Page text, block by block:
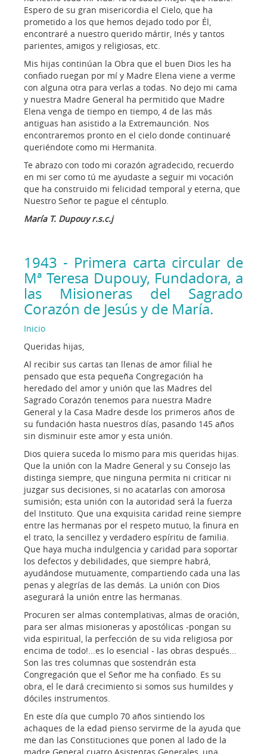
Espero de su gran misericordia el Cielo, que ha
prometido a los que hemos dejado todo por Él,
encontraré a nuestro querido mártir, Inés y tantos
parientes, amigos y religiosas, etc.
Mis hijas continúan la Obra que el buen Dios les ha
confiado ruegan por mí y Madre Elena viene a verme
con alguna otra para verlas a todas. No dejo mi cama
y nuestra Madre General ha permitido que Madre
Elena venga de tiempo en tiempo, 4 de las más
antiguas han asistido a la Extremaunción. Nos
encontraremos pronto en el cielo donde continuaré
queriéndote como mi Hermanita.
Te abrazo con todo mi corazón agradecido, recuerdo
en mi ser como tú me ayudaste a seguir mi vocación
que ha construido mi felicidad temporal y eterna, que
Nuestro Señor te pague el céntuplo.
María T. Dupouy r.s.c.j
1943 - Primera carta circular de
Mª Teresa Dupouy, Fundadora, a
las Misioneras del Sagrado
Corazón de Jesús y de María.
Inicio
Queridas hijas,
Al recibir sus cartas tan llenas de amor filial he
pensado que esta pequeña Congregación ha
heredado del amor y unión que las Madres del
Sagrado Corazón tenemos para nuestra Madre
General y la Casa Madre desde los primeros años de
su fundación hasta nuestros días, pasando 145 años
sin disminuir este amor y esta unión.
Dios quiera suceda lo mismo para mis queridas hijas.
Que la unión con la Madre General y su Consejo las
distinga siempre, que ninguna permita ni criticar ni
juzgar sus decisiones, si no acatarlas con amorosa
sumisión; esta unión con la autoridad será la fuerza
del Instituto. Que una exquisita caridad reine siempre
entre las hermanas por el respeto mutuo, la finura en
el trato, la sencillez y verdadero espíritu de familia.
Que haya mucha indulgencia y caridad para soportar
los defectos y debilidades, que siempre habrá,
ayudándose mutuamente, compartiendo cada una las
penas y alegrías de las demás. La unión con Dios
asegurará la unión entre las hermanas.
Procuren ser almas contemplativas, almas de oración,
para ser almas misioneras y apostólicas -pongan su
vida espiritual, la perfección de su vida religiosa por
encima de todo!...es lo esencial - las obras después...
Son las tres columnas que sostendrán esta
Congregación que el Señor me ha confiado. Es su
obra, el le dará crecimiento si somos sus humildes y
dóciles instrumentos.
En este día que cumplo 70 años sintiendo los
achaques de la edad pienso servirme de la ayuda que
me dan las Constituciones que ponen al lado de la